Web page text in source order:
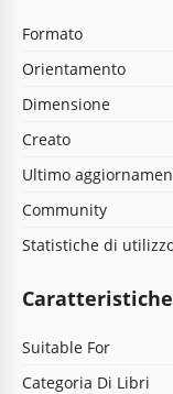
Formato
Orientamento
Dimensione
Creato
Ultimo
Community
Statistiche di
Suitable For
Categoria Di Libri